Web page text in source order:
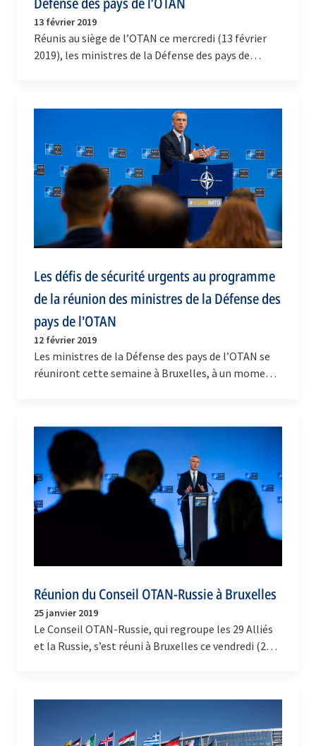
13 février 2019
Réunis au siège de l’OTAN ce mercredi (13 février
2019), les ministres de la Défense des pays de
Les défis de sécurité urgents au programme
de la réunion des ministres de la Défense des
pays de l'OTAN
12 février 2019
Les ministres de la Défense des pays de l’OTAN se
réuniront cette semaine à Bruxelles, à un moment
Réunion du Conseil OTAN-Russie à Bruxelles
25 janvier 2019
Le Conseil OTAN-Russie, qui regroupe les 29 Alliés
et la Russie, s’est réuni à Bruxelles ce vendredi (25